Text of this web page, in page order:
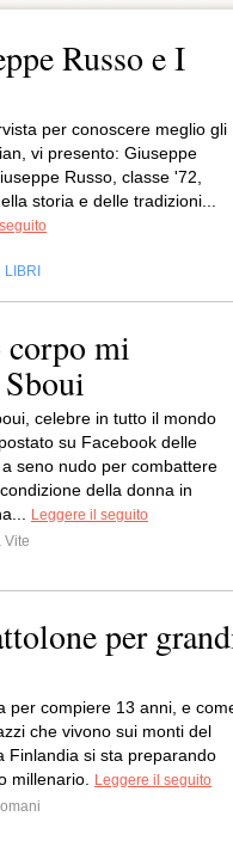
Russo e I
per conoscere meglio gli
vi presento: Giuseppe
Russo, classe '72,
storia e delle tradizioni...
LIBRI
corpo mi
celebre in tutto il mondo
su Facebook delle
seno nudo per combattere
della donna in
Leggere il seguito
Vite
per
per compiere 13 anni, e
che vivono sui monti del
Finlandia si sta preparando
millenario.
Leggere il seguito